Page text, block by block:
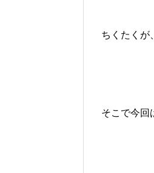
ちくたくが
そこで今回